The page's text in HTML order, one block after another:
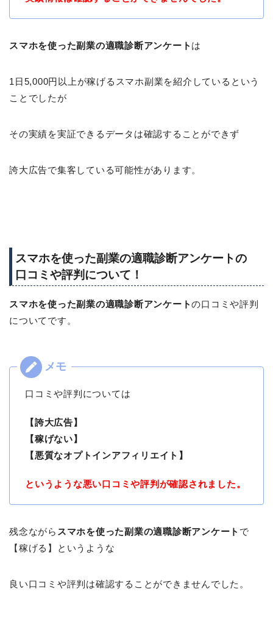
スマホを使った副業の適職診断アンケート は
1日5,000円以上が稼げるスマホ副業を紹介しているという
ことでしたが
その実績を実証できるデータは確認することができず
誇大広告で集客している可能性があります。
スマホを使った副業の適職診断アンケートの
口コミや評判について！
スマホを使った副業の適職診断アンケートの口コミや評判
についてです。
口コミや評判については
【誇大広告】
【稼げない】
【悪質なオプトインアフィリエイト】
というような悪い口コミや評判が確認されました。
残念ながら スマホを使った副業の適職診断アンケート で
【稼げる】というような
良い口コミや評判は確認することができませんでした。